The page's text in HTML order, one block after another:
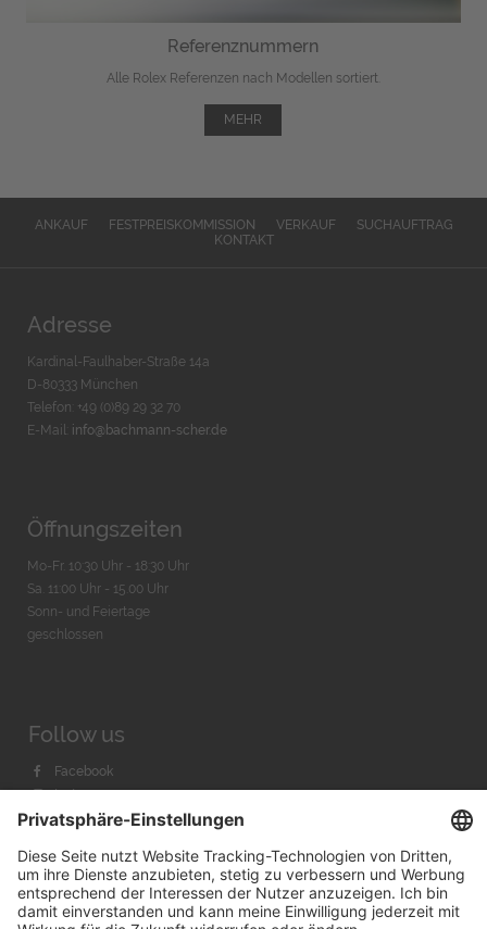
Referenznummern
Alle Rolex Referenzen nach Modellen sortiert.
MEHR
ANKAUF FESTPREISKOMMISSION VERKAUF
SUCHAUFTRAG
KONTAKT
Adresse
Kardinal-Faulhaber-Straße 14a
D-80333 München
Telefon: +49 (0)89 29 32 70
E-Mail: info@bachmann-scher.de
Öffnungszeiten
Mo-Fr. 10:30 Uhr - 18:30 Uhr
Sa. 11:00 Uhr - 15.00 Uhr
Sonn- und Feiertage
geschlossen
Follow us
Facebook
Instagram
Youtube